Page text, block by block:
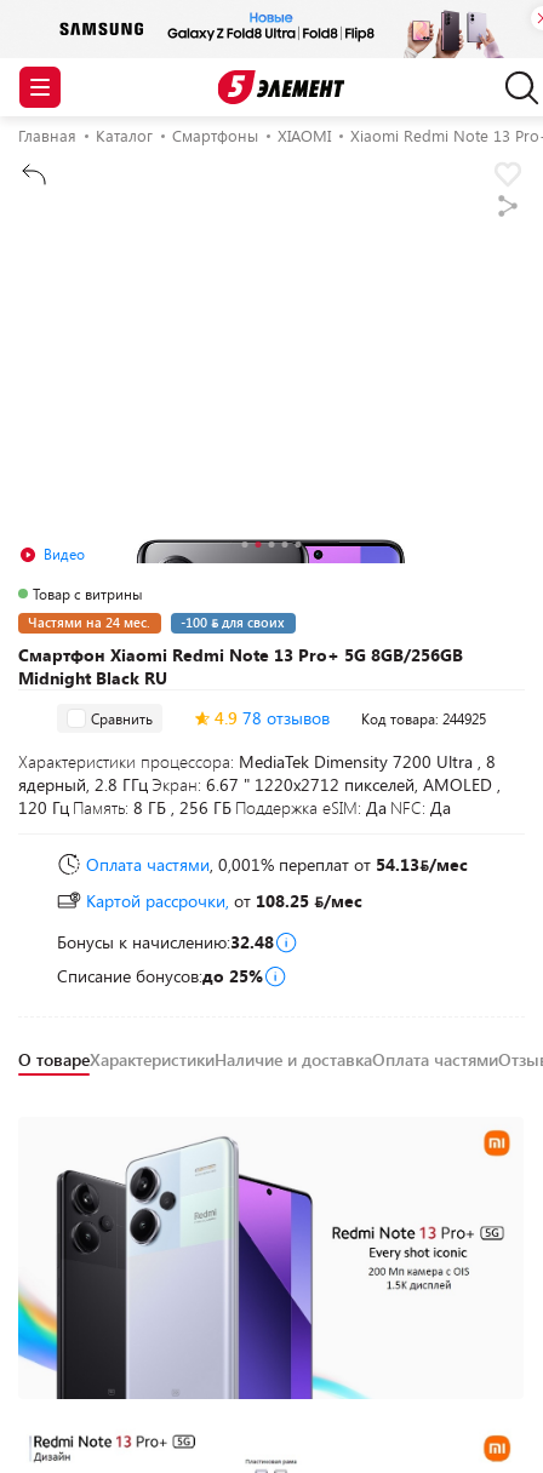
Главная Каталог Смартфоны XIAOMI Xiaomi Redmi Note 13
Смартфон Xiaomi Redmi Note 13 Pro+ 5G 8GB/256GB
Midnight Black RU
Видео
Товар с витрины
Частями на 24 мес. -100 для своих
Сравнить 4.9 78 отзывов Код товара: 244925
Характеристики процессора: MediaTek Dimensity 7200 Ultra , 8
ядерный, 2.8 ГГц Экран: 6.67 " 1220x2712 пикселей, AMOLED ,
120 Гц Память: 8 ГБ , 256 ГБ Поддержка eSIM: Да NFC: Да
Оплата частями, 0,001% переплат от 54.13 /мес
Картой рассрочки, от 108.25
/мес
Бонусы к начислению:32.48
Списание бонусов:до 25%
О товареХарактеристикиНаличие и доставкаОплата частями